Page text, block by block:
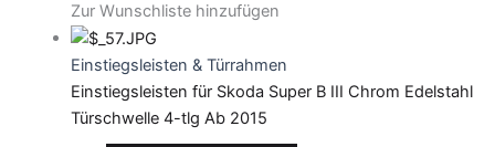
Zur Wunschliste hinzufügen
Einstiegsleisten & Türrahmen
Einstiegsleisten für Skoda Super B III Chrom Edelstahl
Türschwelle 4-tlg Ab 2015